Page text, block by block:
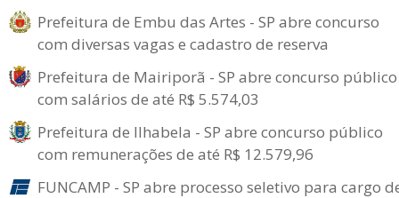
Prefeitura de Embu das Artes - SP abre concurso
com diversas vagas e cadastro de reserva
Prefeitura de Mairiporã - SP abre concurso público
com salários de até R$ 5.574,03
Prefeitura de Ilhabela - SP abre concurso público
com remunerações de até R$ 12.579,96
FUNCAMP - SP abre processo seletivo para cargo